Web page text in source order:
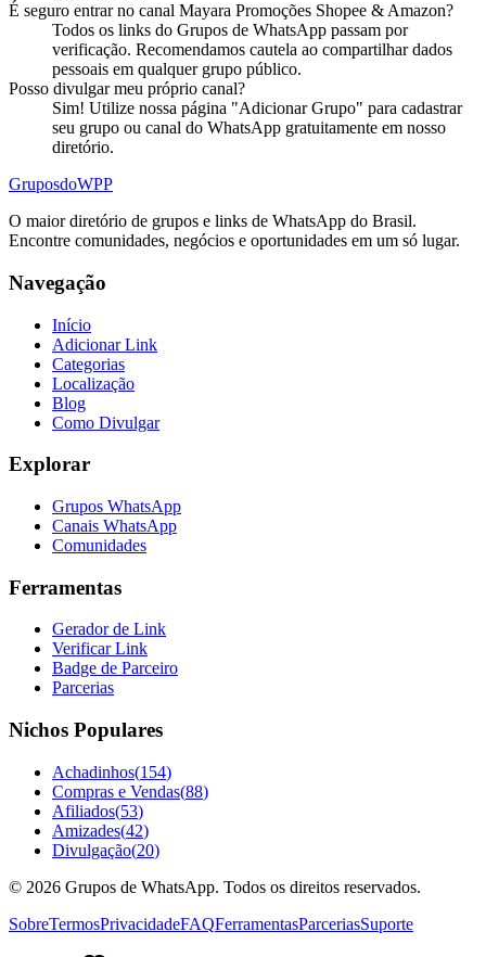
É seguro entrar no canal Mayara Promoções Shopee & Amazon?
Todos os links do Grupos de WhatsApp passam por
verificação. Recomendamos cautela ao compartilhar dados
pessoais em qualquer grupo público.
Posso divulgar meu próprio canal?
Sim! Utilize nossa página "Adicionar Grupo" para cadastrar
seu grupo ou canal do WhatsApp gratuitamente em nosso
diretório.
GruposdoWPP
O maior diretório de grupos e links de WhatsApp do Brasil.
Encontre comunidades, negócios e oportunidades em um só lugar.
Navegação
Início
Adicionar Link
Categorias
Localização
Blog
Como Divulgar
Explorar
Grupos WhatsApp
Canais WhatsApp
Comunidades
Ferramentas
Gerador de Link
Verificar Link
Badge de Parceiro
Parcerias
Nichos Populares
Achadinhos(154)
Compras e Vendas(88)
Afiliados(53)
Amizades(42)
Divulgação(20)
© 2026 Grupos de WhatsApp. Todos os direitos reservados.
SobreTermosPrivacidadeFAQFerramentasParceriasSuporte